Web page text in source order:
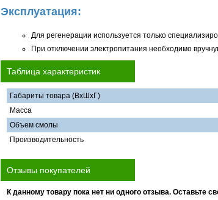
Эксплуатация:
Для регенерации используется только
При отключении электропитания необходимо
Таблица характеристик
Габариты товара (ВхШхГ)
Масса
Объем смолы
Производительность
Отзывы покупателей
К данному товару пока нет ни одного отзыва. Оставьте